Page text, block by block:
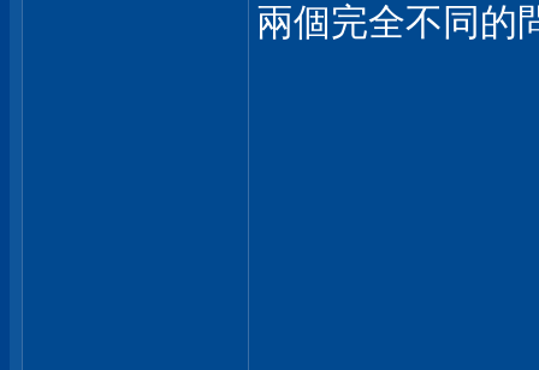
兩個完全不同的